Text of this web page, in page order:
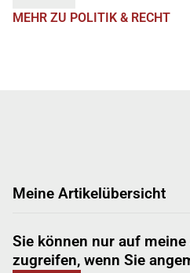
MEHR ZU POLITIK & RECHT
Meine Artikelübersicht
Sie können nur auf
zugreifen, wenn Sie